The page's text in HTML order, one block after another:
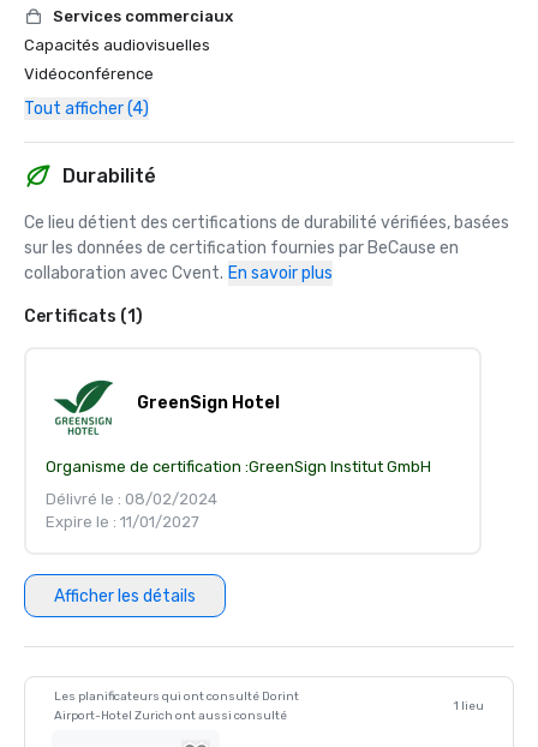
Services commerciaux
Capacités audiovisuelles
Vidéoconférence
Tout afficher (4)
Durabilité
Ce lieu détient des certifications de durabilité vérifiées, basées
sur les données de certification fournies par BeCause en
collaboration avec Cvent. En savoir plus
Certificats (1)
GreenSign Hotel
Organisme de certification :GreenSign Institut GmbH
Délivré le : 08/02/2024
Expire le : 11/01/2027
Afficher les détails
Les planificateurs qui ont consulté Dorint
Airport-Hotel Zurich ont aussi consulté
1 lieu